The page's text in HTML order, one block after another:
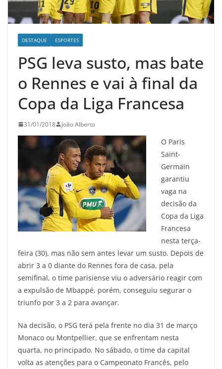
DESTAQUE ESPORTES
PSG leva susto, mas bate
o Rennes e vai à final da
Copa da Liga Francesa
31/01/2018 João Alberto
O Paris
Saint-
Germain
garantiu
vaga na
decisão da
Copa da Liga
Francesa
nesta terça-
feira (30), mas não sem antes levar um susto. Depois de
abrir 3 a 0 diante do Rennes fora de casa, pela
semifinal, o time parisiense viu o adversário reagir com
a expulsão de Mbappé, porém, conseguiu segurar o
triunfo por 3 a 2 para avançar.
Na decisão, o PSG terá pela frente no dia 31 de março
Monaco ou Montpellier, que se enfrentam nesta
quarta, no principado. No sábado, o time da capital
volta as atenções para o Campeonato Francês, pelo